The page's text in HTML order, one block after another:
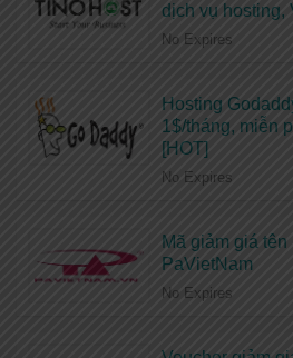
dịch vụ hosting,
No Expires
Hosting
1$/tháng, miễn
[HOT]
No Expires
Mã giảm giá
PaVietNam
No Expires